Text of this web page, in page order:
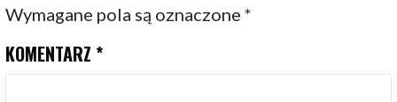
Wymagane pola są oznaczone*
KOMENTARZ *